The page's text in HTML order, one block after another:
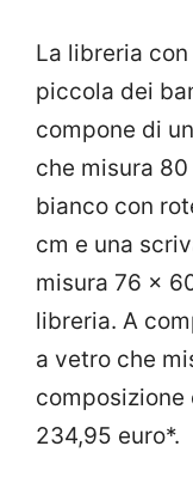
La libreria
piccola dei
compone di
che misura
bianco con
cm e una
misura 76 x
libreria. A
a vetro che
composizione
234,95 euro*.